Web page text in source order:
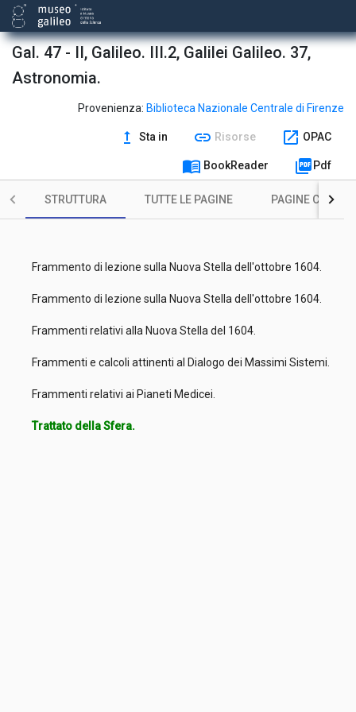
Gal. 47 - II, Galileo. III.2, Galilei Galileo. 37,
Astronomia.
Provenienza: Biblioteca Nazionale Centrale di Firenze
upgrade Sta in link Risorse open_in_new OPAC
menu_book BookReader picture_as_pdf Pdf
STRUTTURA TUTTE LE PAGINE PAGINE CON
Frammento di lezione sulla Nuova Stella dell'ottobre 1604.
Frammento di lezione sulla Nuova Stella dell'ottobre 1604.
Frammenti relativi alla Nuova Stella del 1604.
Frammenti e calcoli attinenti al Dialogo dei Massimi Sistemi.
Frammenti relativi ai Pianeti Medicei.
Trattato della Sfera.